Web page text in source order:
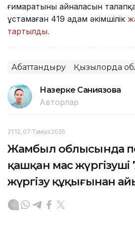
ғимаратының айналасын
ұстамаған 419 адам әкімшілік
тартылды.
Абаттандыру Қызылорда
Назерке Саниязова
Авторлар
21:12, 07 Тамыз 2026
Жамбыл облысында
қашқан мас жүргізуші
жүргізу құқығынан